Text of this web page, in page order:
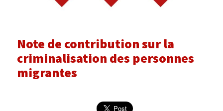
Note de contribution sur la
criminalisation des personnes
migrantes